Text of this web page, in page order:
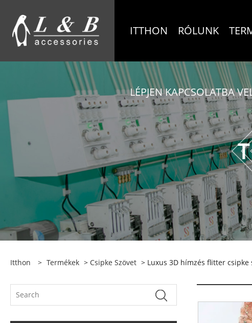
ITTHON RÓLUNK
LÉPJEN KAPCSOLATBA
Itthon > Termékek > Csipke Szövet > Luxus 3D hímzés flitter